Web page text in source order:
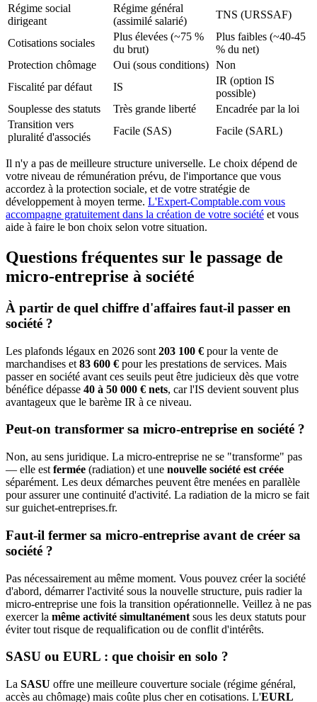
Régime social
dirigeant
Régime général
(assimilé salarié)
TNS (URSSAF)
Cotisations sociales
Plus élevées (~75 %
du brut)
Plus faibles (~40-45
% du net)
Protection chômage
Oui (sous conditions) Non
Fiscalité par défaut
IS
IR (option IS
possible)
Souplesse des statuts
Très grande liberté
Encadrée par la loi
Transition vers
pluralité d'associés
Facile (SAS) Facile (SARL)
Il n'y a pas de meilleure structure universelle. Le choix dépend de
votre niveau de rémunération prévu, de l'importance que vous
accordez à la protection sociale, et de votre stratégie de
développement à moyen terme. L'Expert-Comptable.com vous
accompagne gratuitement dans la création de votre société et vous
aide à faire le bon choix selon votre situation.
Questions fréquentes sur le passage de
micro-entreprise à société
À partir de quel chiffre d'affaires faut-il passer en
société ?
Les plafonds légaux en 2026 sont 203 100 € pour la vente de
marchandises et 83 600 € pour les prestations de services. Mais
passer en société avant ces seuils peut être judicieux dès que votre
bénéfice dépasse 40 à 50 000 € nets, car l'IS devient souvent plus
avantageux que le barème IR à ce niveau.
Peut-on transformer sa micro-entreprise en société ?
Non, au sens juridique. La micro-entreprise ne se "transforme" pas
— elle est fermée (radiation) et une nouvelle société est créée
séparément. Les deux démarches peuvent être menées en parallèle
pour assurer une continuité d'activité. La radiation de la micro se fait
sur guichet-entreprises.fr.
Faut-il fermer sa micro-entreprise avant de créer sa
société ?
Pas nécessairement au même moment. Vous pouvez créer la société
d'abord, démarrer l'activité sous la nouvelle structure, puis radier la
micro-entreprise une fois la transition opérationnelle. Veillez à ne pas
exercer la même activité simultanément sous les deux statuts pour
éviter tout risque de requalification ou de conflit d'intérêts.
SASU ou EURL : que choisir en solo ?
La SASU offre une meilleure couverture sociale (régime général,
accès au chômage) mais coûte plus cher en cotisations. L'EURL